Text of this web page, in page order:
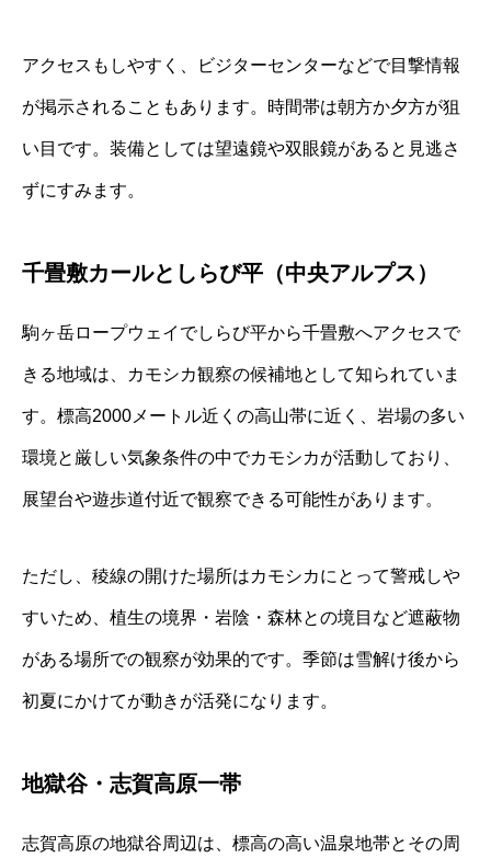
アクセスもしやすく、ビジターセンターなどで目撃情報
が掲示されることもあります。時間帯は朝方か夕方が狙
い目です。装備としては望遠鏡や双眼鏡があると見逃さ
ずにすみます。
千畳敷カールとしらび平（中央アルプス）
駒ヶ岳ロープウェイでしらび平から千畳敷へアクセスで
きる地域は、カモシカ観察の候補地として知られていま
す。標高2000メートル近くの高山帯に近く、岩場の多い
環境と厳しい気象条件の中でカモシカが活動しており、
展望台や遊歩道付近で観察できる可能性があります。
ただし、稜線の開けた場所はカモシカにとって警戒しや
すいため、植生の境界・岩陰・森林との境目など遮蔽物
がある場所での観察が効果的です。季節は雪解け後から
初夏にかけてが動きが活発になります。
地獄谷・志賀高原一帯
志賀高原の地獄谷周辺は、標高の高い温泉地帯とその周